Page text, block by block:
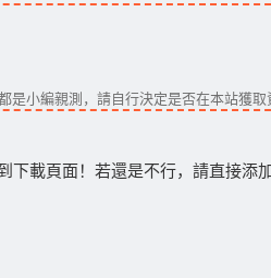
是小編親測，請自行決定是否在本站獲取
載頁面！若還是不行，請直接添加